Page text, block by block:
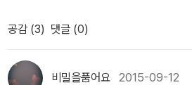
털도 많아서 신발을 신지 않는다. 먹는 것
요시하는 사교적인 종족이다. 그들이 거주
원작보다 더 보는 재미가 있었다. 3시간
쯤에는 어여 연말이 와서 <호빗: 스마우그
각이 들 정도였다. 아무튼 간만에 영화도
났다.
공감 (3) 댓글 (0)
비밀을품어요 2015-09-12